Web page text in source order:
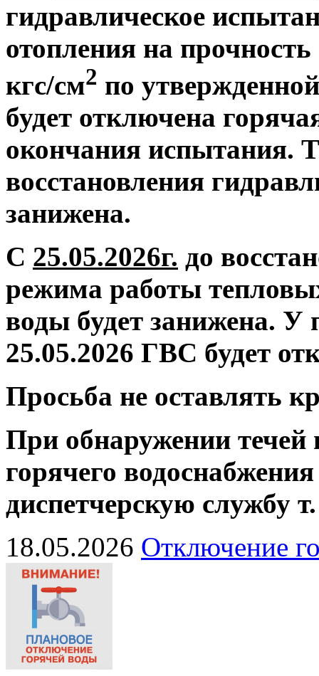
гидравлическое
отопления на
кгс/см2 по
будет отключена
окончания испытания.
восстановления
занижена.
С 25.05.2026г. до
режима работы
воды будет занижена. У
25.05.2026 ГВС будет
Просьба не оставлять
При обнаружении течей
горячего
диспетчерскую службу
18.05.2026 Отключение